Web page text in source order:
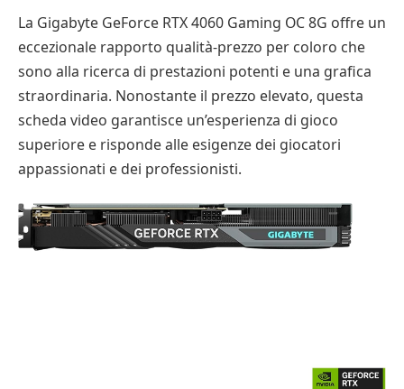
La Gigabyte GeForce RTX 4060 Gaming OC 8G offre un
eccezionale rapporto qualità-prezzo per coloro che
sono alla ricerca di prestazioni potenti e una grafica
straordinaria. Nonostante il prezzo elevato, questa
scheda video garantisce un’esperienza di gioco
superiore e risponde alle esigenze dei giocatori
appassionati e dei professionisti.